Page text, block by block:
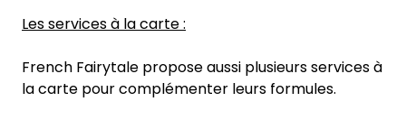
Les services à la carte :
French Fairytale propose aussi plusieurs services à
la carte pour complémenter leurs formules.